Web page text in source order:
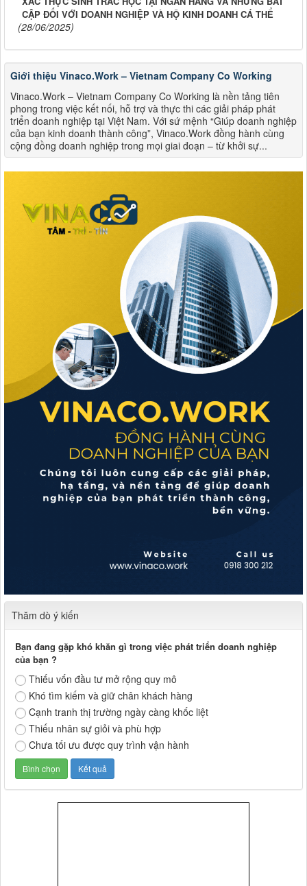
CẬP ĐỐI VỚI DOANH NGHIỆP VÀ HỘ KINH DOANH CÁ THỂ
(28/06/2025)
Giới thiệu Vinaco.Work – Vietnam Company Co Working
Vinaco.Work – Vietnam Company Co Working là nền tảng tiên
phong trong việc kết nối, hỗ trợ và thực thi các giải pháp phát
triển doanh nghiệp tại Việt Nam. Với sứ mệnh “Giúp doanh nghiệp
của bạn kinh doanh thành công”, Vinaco.Work đồng hành cùng
cộng đồng doanh nghiệp trong mọi giai đoạn – từ khởi sự...
Thăm dò ý kiến
Bạn đang gặp khó khăn gì trong việc phát triển doanh nghiệp
của bạn ?
Thiếu vốn đầu tư mở rộng quy mô
Khó tìm kiếm và giữ chân khách hàng
Cạnh tranh thị trường ngày càng khốc liệt
Thiếu nhân sự giỏi và phù hợp
Chưa tối ưu được quy trình vận hành